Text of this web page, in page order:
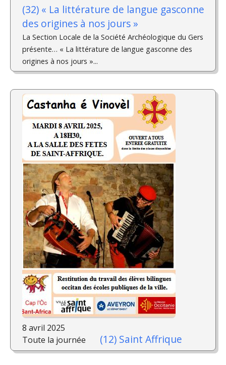
(32) « La littérature de langue gasconne
des origines à nos jours »
La Section Locale de la Société Archéologique du Gers
présente… « La littérature de langue gasconne des
origines à nos jours »...
8 avril 2025
Toute la journée
(12) Saint Affrique